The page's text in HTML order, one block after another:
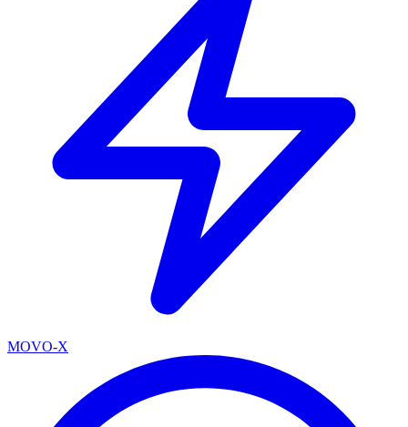
MOVO-X